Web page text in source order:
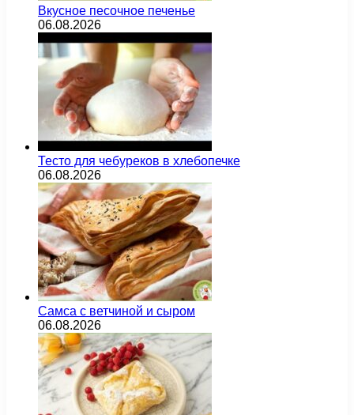
Вкусное песочное печенье
06.08.2026
Тесто для чебуреков в хлебопечке
06.08.2026
Самса с ветчиной и сыром
06.08.2026